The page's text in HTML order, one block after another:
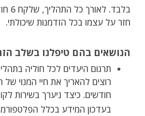
חזר על עצמו בכל הזדמנות שיכולתי.
הנושאים בהם טיפלנו בשלב
תרגום היעדים לכל חוליה
חודשים. כיצד ניערך בשירות
בעדכון המידע בכלל